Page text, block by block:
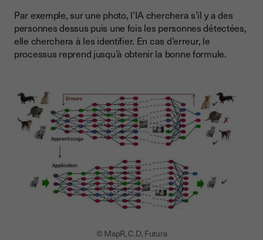
Par exemple, sur une photo, l’IA cherchera s’il y a des
personnes dessus puis une fois les personnes détectées,
elle cherchera à les identifier. En cas d’erreur, le
processus reprend jusqu’à obtenir la bonne formule.
© MapR, C.D, Futura